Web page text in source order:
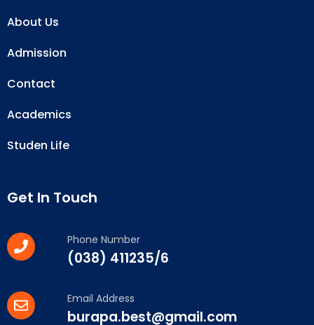
About Us
Admission
Contact
Academics
Studen Life
Get In Touch
Phone Number
(038) 411235/6
Email Address
burapa.best@gmail.com